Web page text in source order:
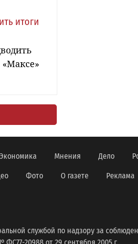
итоги
Экономика Мнения Дело
Фото О газете Реклама
службой по надзору за